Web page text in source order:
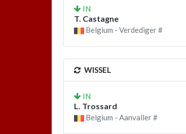
IN
T. Castagne
Belgium - Verdediger #
WISSEL
IN
L. Trossard
Belgium - Aanvaller #